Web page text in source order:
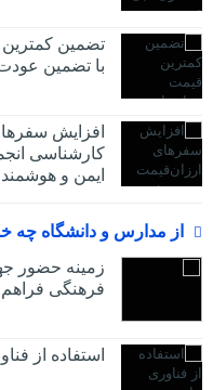
تضمین
با تضمین عودت ۲ برابری مابه
افزایش
کارشناسی
ایمن و هوشمند
از مدارس و دانشگاه چه
زمینه حضور
فرهنگی
استفاده از